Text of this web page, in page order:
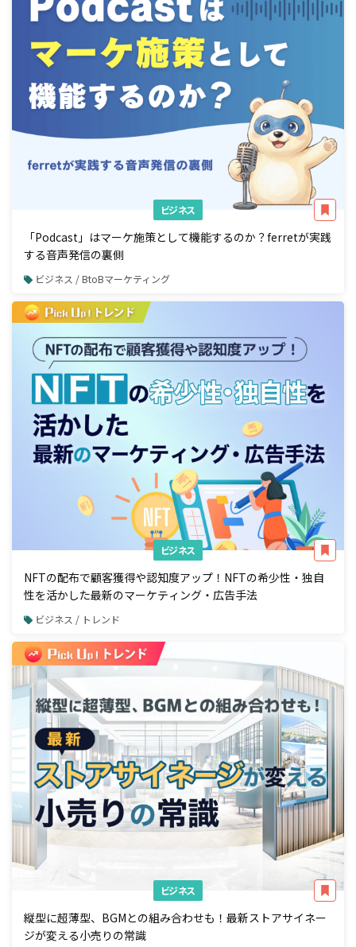
ビジネス
「Podcast」はマーケ施策として機能するのか？ferretが実践
する音声発信の裏側
ビジネス / BtoBマーケティング
ビジネス
NFTの配布で顧客獲得や認知度アップ！NFTの希少性・独自
性を活かした最新のマーケティング・広告手法
ビジネス / トレンド
ビジネス
縦型に超薄型、BGMとの組み合わせも！最新ストアサイネー
ジが変える小売りの常識